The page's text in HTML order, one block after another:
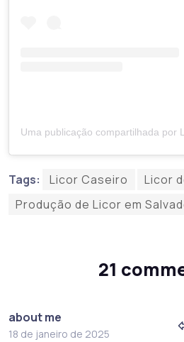
Tags: Licor Caseiro
Licor
Produção de Licor em
21
about me
18 de janeiro de 2025